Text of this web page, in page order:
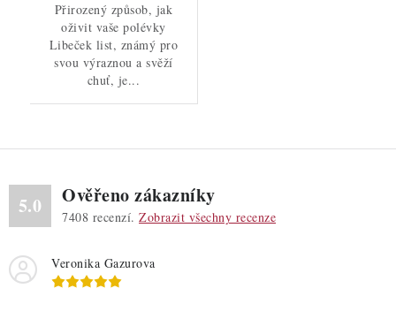
Přirozený způsob, jak
oživit vaše polévky
Libeček list, známý pro
svou výraznou a svěží
chuť, je...
5.0 Ověřeno zákazníky
7408 recenzí. Zobrazit všechny recenze
Veronika Gazurova